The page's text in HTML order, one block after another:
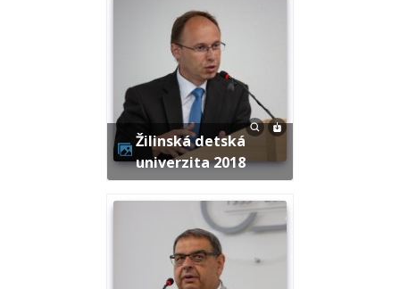
Žilinská detská
univerzita 2018